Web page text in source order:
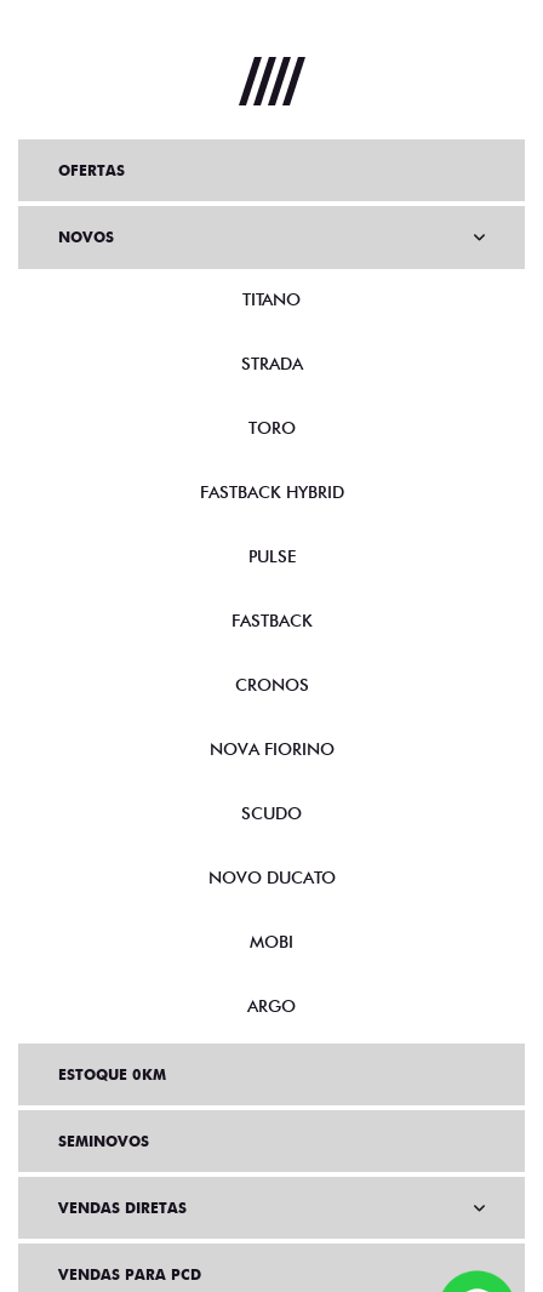
OFERTAS
NOVOS
TITANO
STRADA
TORO
FASTBACK HYBRID
PULSE
FASTBACK
CRONOS
NOVA FIORINO
SCUDO
NOVO DUCATO
MOBI
ARGO
ESTOQUE 0KM
SEMINOVOS
VENDAS DIRETAS
VENDAS PARA PCD